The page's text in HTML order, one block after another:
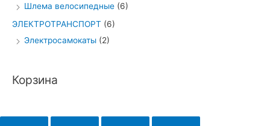
Шлема велосипедные (6)
ЭЛЕКТРОТРАНСПОРТ (6)
Электросамокаты (2)
Корзина